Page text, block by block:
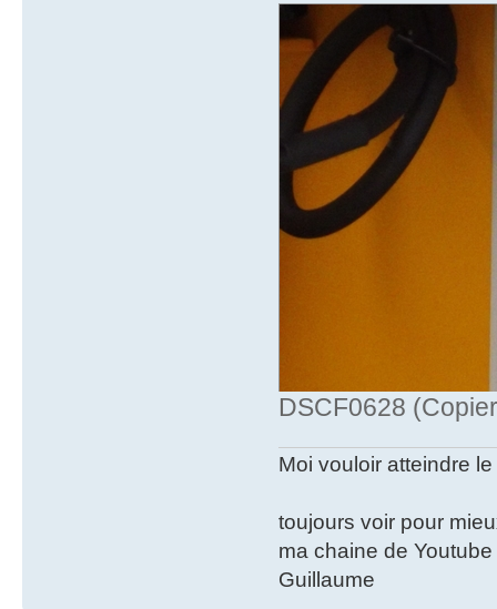
DSCF0628
Moi vouloir atteindre
toujours voir pour
ma chaine de
Guillaume